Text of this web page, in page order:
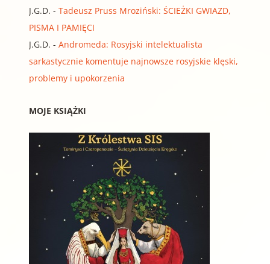
J.G.D. - Tadeusz Pruss Mroziński: ŚCIEŻKI GWIAZD,
PISMA I PAMIĘCI
J.G.D. - Andromeda: Rosyjski intelektualista
sarkastycznie komentuje najnowsze rosyjskie klęski,
problemy i upokorzenia
MOJE KSIĄŻKI